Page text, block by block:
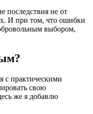
последствия не от
И при том, что ошибки
выбором,
с практическими
свою
же я добавлю